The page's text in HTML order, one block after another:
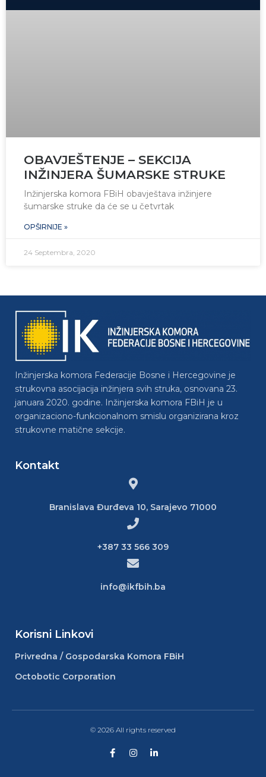
OBAVJEŠTENJE – SEKCIJA
INŽINJERA ŠUMARSKE STRUKE
Inžinjerska komora FBiH obavještava inžinjere
šumarske struke da će se u četvrtak
OPŠIRNIJE »
24 Septembra, 2020
Inžinjerska komora Federacije Bosne i Hercegovine je
strukovna asocijacija inžinjera svih struka, osnovana 23.
januara 2020. godine. Inžinjerska komora FBiH je u
organizaciono-funkcionalnom smislu organizirana kroz
strukovne matične sekcije.
Kontakt
Branislava Đurđeva 10, Sarajevo 71000
+387 33 566 309
info@ikfbih.ba
Korisni Linkovi
Privredna / Gospodarska Komora FBiH
Octobotic Corporation
© 2026 All rights reserved